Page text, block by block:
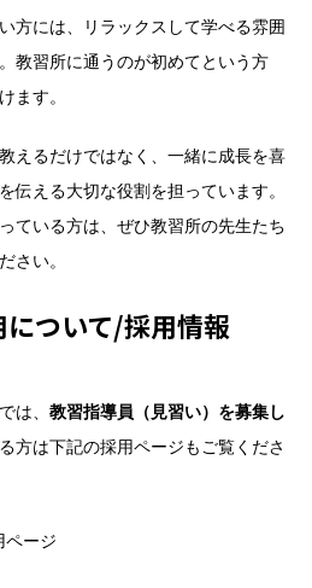
方には、リラックスして学べる雰囲
教習所に通うのが初めてという方
ます。
えるだけではなく、一緒に成長を喜
伝える大切な役割を担っています。
ている方は、ぜひ教習所の先生たち
さい。
ついて/採用情報
は、 教習指導員（見習い）を募集し
方は下記の採用ページもご覧くださ
ージ